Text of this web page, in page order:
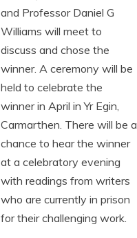
and Professor Daniel G
Williams will meet to
discuss and chose the
winner. A ceremony will be
held to celebrate the
winner in April in Yr Egin,
Carmarthen. There will be a
chance to hear the winner
at a celebratory evening
with readings from writers
who are currently in prison
for their challenging work.